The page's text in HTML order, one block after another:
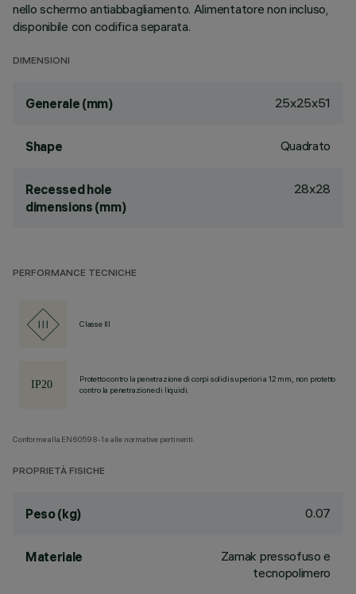
nello schermo antiabbagliamento. Alimentatore non incluso,
disponibile con codifica separata.
DIMENSIONI
Generale (mm) 25x25x51
Shape Quadrato
Recessed hole
dimensions (mm)
28x28
PERFORMANCE TECNICHE
Classe III
Protetto contro la penetrazione di corpi solidi superiori a 12 mm, non protetto
contro la penetrazione di liquidi.
Conforme alla EN60598-1 e alle normative pertinenti.
PROPRIETÀ FISICHE
Peso (kg) 0.07
Materiale
Zamak pressofuso e
tecnopolimero